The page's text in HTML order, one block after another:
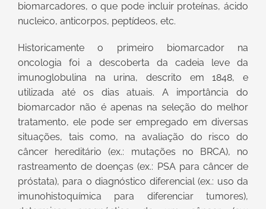
biomarcadores, o que pode incluir proteínas, ácido
nucleico, anticorpos, peptídeos, etc.
Historicamente o primeiro biomarcador na
oncologia foi a descoberta da cadeia leve da
imunoglobulina na urina, descrito em 1848, e
utilizada até os dias atuais. A importância do
biomarcador não é apenas na seleção do melhor
tratamento, ele pode ser empregado em diversas
situações, tais como, na avaliação do risco do
câncer hereditário (ex.: mutações no BRCA), no
rastreamento de doenças (ex.: PSA para câncer de
próstata), para o diagnóstico diferencial (ex.: uso da
imunohistoquímica para diferenciar tumores),